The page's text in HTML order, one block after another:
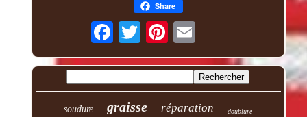
Share
soudure graisse réparation doublure